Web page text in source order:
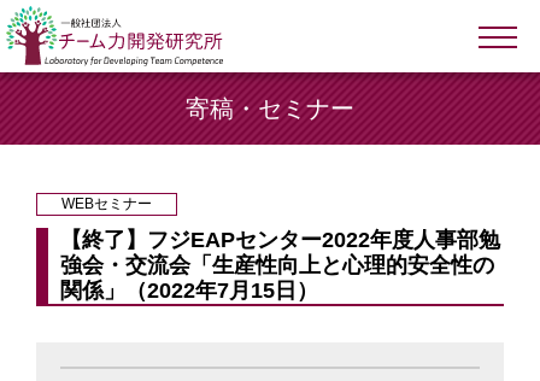
寄稿・セミナー
WEBセミナー
【終了】フジEAPセンター2022年度人事部勉
強会・交流会「生産性向上と心理的安全性の
関係」（2022年7月15日）